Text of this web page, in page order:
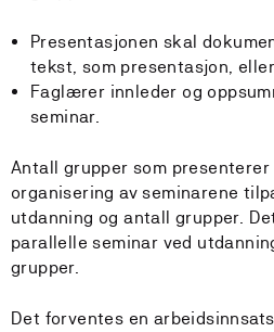
Presentasjonen skal
tekst, som presentasjon,
Faglærer innleder og
seminar.
Antall grupper som
organisering av seminarene
utdanning og antall grupper.
parallelle seminar ved
grupper.
Det forventes en